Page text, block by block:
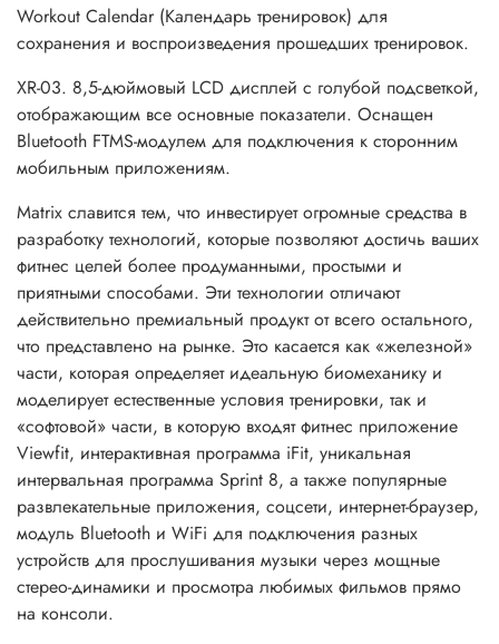
Workout Calendar (Календарь тренировок) для
сохранения и воспроизведения прошедших тренировок.
XR-03. 8,5-дюймовый LCD дисплей с голубой подсветкой,
отображающим все основные показатели. Оснащен
Bluetooth FTMS-модулем для подключения к сторонним
мобильным приложениям.
Matrix славится тем, что инвестирует огромные средства в
разработку технологий, которые позволяют достичь ваших
фитнес целей более продуманными, простыми и
приятными способами. Эти технологии отличают
действительно премиальный продукт от всего остального,
что представлено на рынке. Это касается как «железной»
части, которая определяет идеальную биомеханику и
моделирует естественные условия тренировки, так и
«софтовой» части, в которую входят фитнес приложение
Viewfit, интерактивная программа iFit, уникальная
интервальная программа Sprint 8, а также популярные
развлекательные приложения, соцсети, интернет-браузер,
модуль Bluetooth и WiFi для подключения разных
устройств для прослушивания музыки через мощные
стерео-динамики и просмотра любимых фильмов прямо
на консоли.